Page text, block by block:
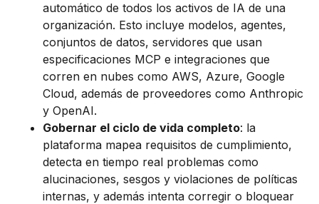
automático de todos los activos de IA de una
organización. Esto incluye modelos, agentes,
conjuntos de datos, servidores que usan
especificaciones MCP e integraciones que
corren en nubes como AWS, Azure, Google
Cloud, además de proveedores como Anthropic
y OpenAI.
Gobernar el ciclo de vida completo: la
plataforma mapea requisitos de cumplimiento,
detecta en tiempo real problemas como
alucinaciones, sesgos y violaciones de políticas
internas, y además intenta corregir o bloquear